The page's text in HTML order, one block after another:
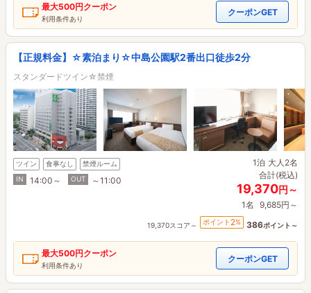
最大500円クーポン
利用条件あり
クーポンGET
【正規料金】☆素泊まり☆中島公園駅2番出口徒歩2分
スタンダードツイン☆禁煙
ツイン 食事なし
禁煙ルーム
IN
14:00～ OUT ～11:00
1泊 大人2名
合計(税込)
19,370円～
1名 9,685円～
19,370スコア～ ポイント 2% 386ポイント～
最大500円クーポン
利用条件あり
クーポンGET